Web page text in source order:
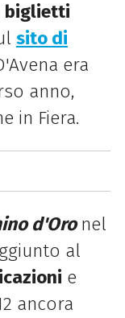
biglietti
sito di
era
anno,
in Fiera.
d'Oro nel
al
e
ancora